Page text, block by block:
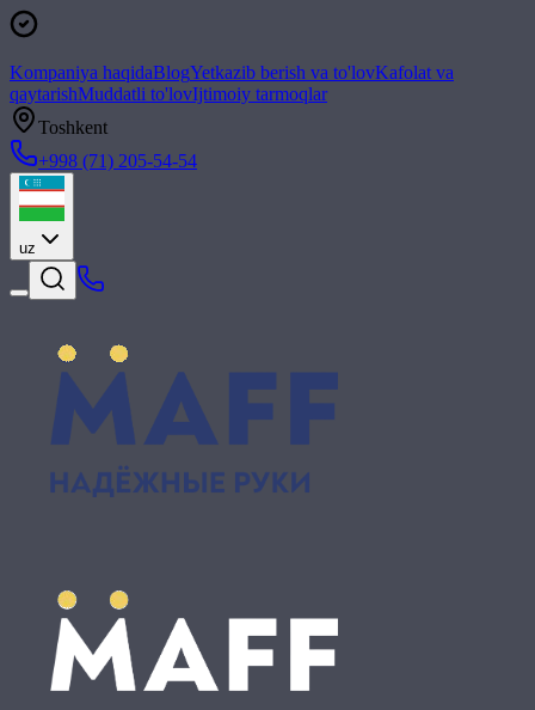
Kompaniya haqidaBlogYetkazib berish va to'lovKafolat va
qaytarishMuddatli to'lovIjtimoiy tarmoqlar
Toshkent
+998 (71) 205-54-54
uz